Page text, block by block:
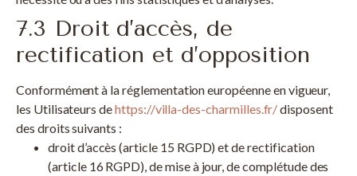
7.3 Droit d’accès, de
rectification et d’opposition
Conformément à la réglementation européenne en vigueur,
les Utilisateurs dehttps://villa-des-charmilles.fr/disposent
des droits suivants :
droit d’accès (article 15 RGPD) et de rectification
(article 16 RGPD), de mise à jour, de complétude des